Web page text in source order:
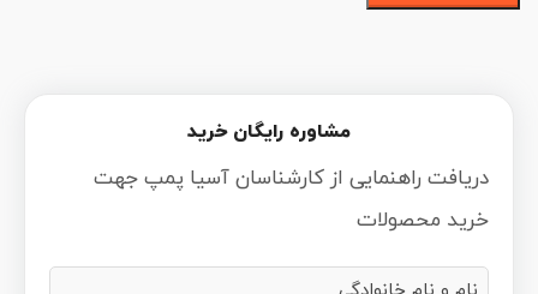
مشاوره رایگان خرید
دریافت راهنمایی از کارشناسان آسیا پمپ جهت
خرید محصولات